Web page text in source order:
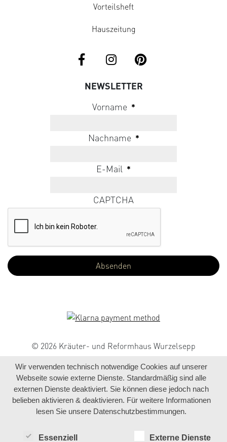
Vorteilsheft
Hauszeitung
NEWSLETTER
Vorname *
Nachname *
E-Mail *
CAPTCHA
© 2026 Kräuter- und Reformhaus Wurzelsepp
Wir verwenden technisch notwendige Cookies auf unserer
Webseite sowie externe Dienste. Standardmäßig sind alle
externen Dienste deaktiviert. Sie können diese jedoch nach
belieben aktivieren & deaktivieren. Für weitere Informationen
lesen Sie unsere Datenschutzbestimmungen.
Essenziell Externe Dienste